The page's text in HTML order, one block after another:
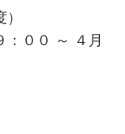
００ ～ ４月